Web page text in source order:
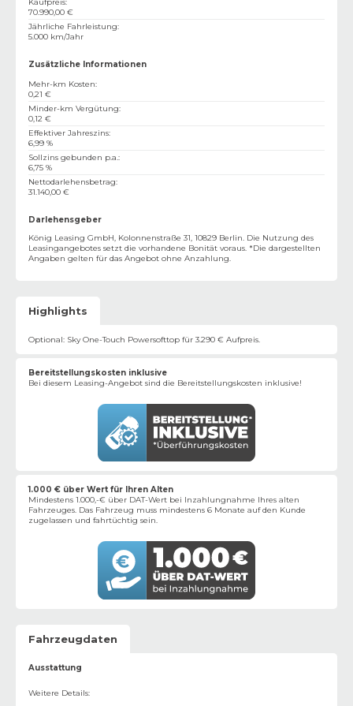
70.990,00 €
Jährliche Fahrleistung:
5.000 km/Jahr
Zusätzliche Informationen
Mehr-km Kosten:
0,21 €
Minder-km Vergütung:
0,12 €
Effektiver Jahreszins:
6,99 %
Sollzins gebunden p.a.:
6,75 %
Nettodarlehensbetrag:
31.140,00 €
Darlehensgeber
König Leasing GmbH, Kolonnenstraße 31, 10829 Berlin. Die Nutzung des
Leasingangebotes setzt die vorhandene Bonität voraus. *Die dargestellten
Angaben gelten für das Angebot ohne Anzahlung.
Highlights
Optional: Sky One-Touch Powersofttop für 3.290 € Aufpreis.
Bereitstellungskosten inklusive
Bei diesem Leasing-Angebot sind die Bereitstellungskosten inklusive!
1.000 € über Wert für Ihren Alten
Mindestens 1.000,-€ über DAT-Wert bei Inzahlungnahme Ihres alten
Fahrzeuges. Das Fahrzeug muss mindestens 6 Monate auf den Kunde
zugelassen und fahrtüchtig sein.
Fahrzeugdaten
Ausstattung
Weitere Details: